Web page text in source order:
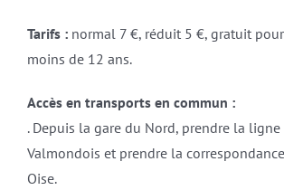
Tarifs :normal 7 €, réduit 5 €, gratuit
moins de 12 ans.
Accès en transports en commun :
. Depuis la gare du Nord, prendre la ligne
Valmondois et prendre la
Oise.